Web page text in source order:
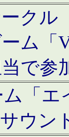
クル
ム「
で参
ム「
ウン